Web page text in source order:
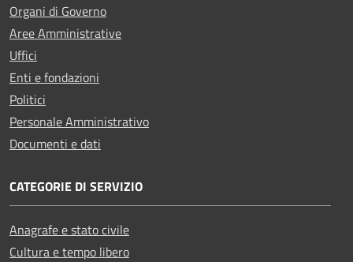
Organi di Governo
Aree Amministrative
Uffici
Enti e fondazioni
Politici
Personale Amministrativo
Documenti e dati
CATEGORIE DI SERVIZIO
Anagrafe e stato civile
Cultura e tempo libero